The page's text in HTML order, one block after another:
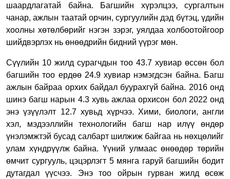
шаардлагатай байна. Багшийн хүрэлцээ, сургалтын
чанар, ажлын таатай орчин, сургуулийн дэд бүтэц, үдийн
хоолны хөтөлбөрийг нэгэн зэрэг, уялдаа холбоотойгоор
шийдвэрлэх нь өнөөдрийн бидний үүрэг мөн.
Сүүлийн 10 жилд сурагчдын тоо 43.7 хувиар өссөн бол
багшийн тоо ердөө 24.9 хувиар нэмэгдсэн байна. Багш
ажлын байраа орхих байдал буурахгүй байна. 2016 онд
шинэ багш нарын 4.3 хувь ажлаа орхисон бол 2022 онд
энэ үзүүлэлт 12.7 хувьд хүрчээ. Хими, биологи, англи
хэл, мэдээллийн технологийн багш нар илүү өндөр
үнэлэмжтэй бусад салбарт шилжиж байгаа нь нөхцөлийг
улам хүндрүүлж байна. Үүний улмаас өнөөдөр төрийн
өмчит сургууль, цэцэрлэгт 5 мянга гаруй багшийн бодит
дутагдал үүсчээ. Энэ тоо ойрын гурван жилд өсөж